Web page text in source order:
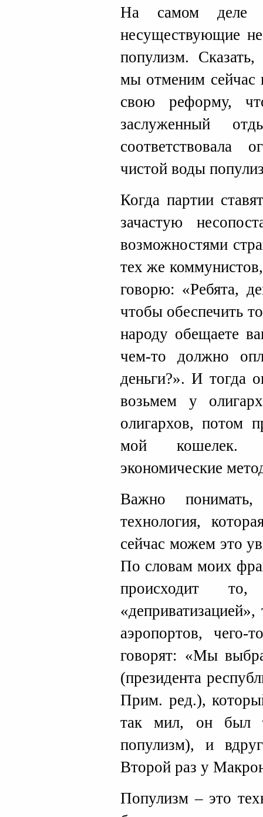
На самом деле
несуществующие
популизм.
мы отменим сейчас
свою реформу,
заслуженный
соответствовала
чистой воды
Когда партии
зачастую
возможностями
тех же
говорю: «Ребята,
чтобы обеспечить
народу обещаете
чем-то должно
деньги?». И тогда
возьмем у
олигархов, потом
мой кошелек.
экономические
Важно
технология,
сейчас можем это
По словам моих
происходит
аэропортов,
говорят: «Мы
(президента
Прим. ред.),
так мил, он был
популизм), и
Второй раз у
Популизм – это